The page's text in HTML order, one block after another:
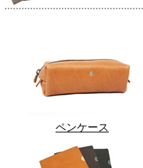
ペンケース